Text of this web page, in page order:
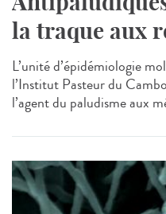
la traque aux
L’unité d’épidémiologie
l’Institut Pasteur du
l’agent du paludisme aux